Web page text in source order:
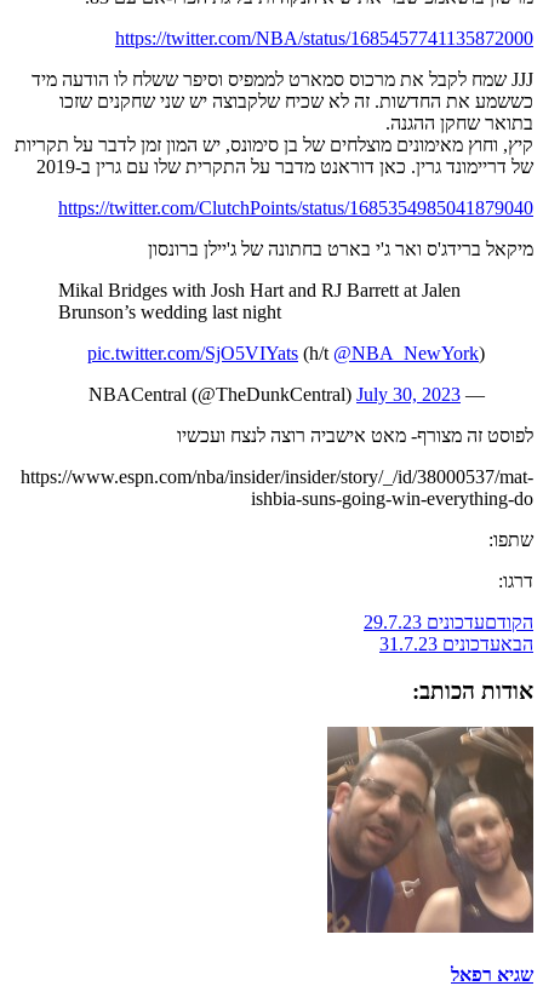
https://twitter.com/NBA/status/1685457741135872000
JJJ שמח לקבל את מרכוס סמארט לממפיס וסיפר ששלח לו הודעה מיד
כששמע את החדשות. זה לא שכיח שלקבוצה יש שני שחקנים שזכו
בתואר שחקן ההגנה.
קיץ, וחוץ מאימונים מוצלחים של בן סימונס, יש המון זמן לדבר על תקריות
של דריימונד גרין. כאן דוראנט מדבר על התקרית שלו עם גרין ב-2019
https://twitter.com/ClutchPoints/status/1685354985041879040
מיקאל ברידג'ס ואר ג'י בארט בחתונה של ג'יילן ברונסון
Mikal Bridges with Josh Hart and RJ Barrett at Jalen
Brunson’s wedding last night
(h/t
@NBA_NewYork
)
pic.twitter.com/SjO5VIYats
— NBACentral (@TheDunkCentral)
July 30, 2023
לפוסט זה מצורף- מאט אישביה רוצה לנצח ועכשיו
https://www.espn.com/nba/insider/insider/story/_/id/38000537/mat-
ishbia-suns-going-win-everything-do
שתפו:
דרגו:
הקודםעדכונים 29.7.23
הבאעדכונים 31.7.23
אודות הכותב:
שגיא רפאל